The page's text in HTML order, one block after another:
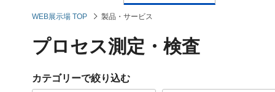
WEB展示場 TOP 製品・サービス
プロセス測定・検査
カテゴリーで絞り込む